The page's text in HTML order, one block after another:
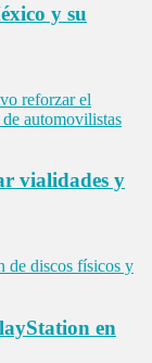
y su
vialidades y
en